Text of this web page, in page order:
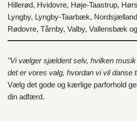
Hillerød, Hvidovre, Høje-Taastrup,
Lyngby, Lyngby-Taarbæk, Nordsjælland
Rødovre, Tårnby, Valby, Vallensbæk
"Vi vælger sjældent selv, hvilken
det er vores valg, hvordan vi vil danse
Vælg det gode og kærlige parforhold
din adfærd.